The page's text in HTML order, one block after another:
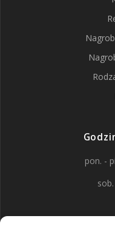
pon. -